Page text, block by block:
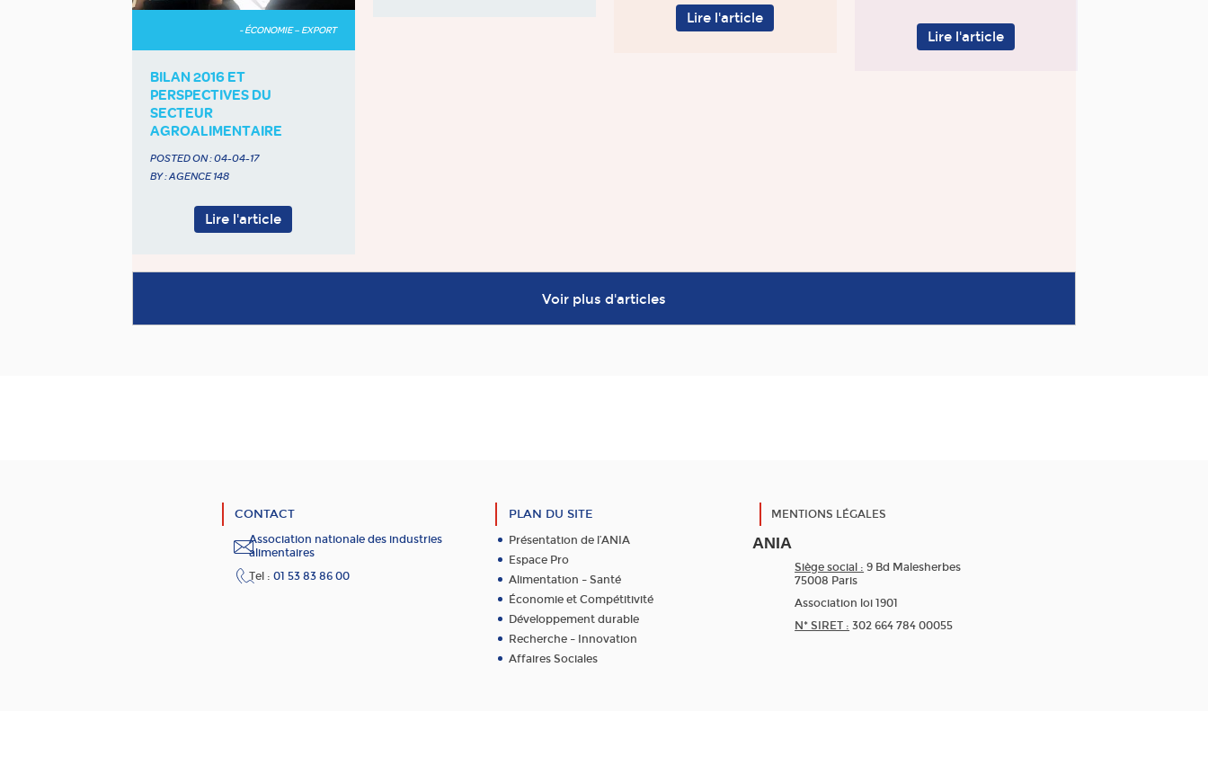
Lire l'article
- ÉCONOMIE – EXPORT
BILAN 2016 ET
PERSPECTIVES DU
SECTEUR
AGROALIMENTAIRE
POSTED ON :04-04-17
BY : AGENCE 148
Lire l'article
Lire l'article
Voir plus d'articles
CONTACT
Association nationale des industries
alimentaires
Tel : 01 53 83 86 00
PLAN DU SITE
Présentation de l’ANIA
Espace Pro
Alimentation – Santé
Économie et Compétitivité
Développement durable
Recherche – Innovation
Affaires Sociales
MENTIONS LÉGALES
ANIA
Siège social : 9 Bd Malesherbes
75008 Paris
Association loi 1901
N* SIRET : 302 664 784 00055